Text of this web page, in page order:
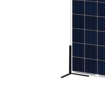
Si adquiere el panel soplar
un producto ideal para el
consumos medios. (Gastos